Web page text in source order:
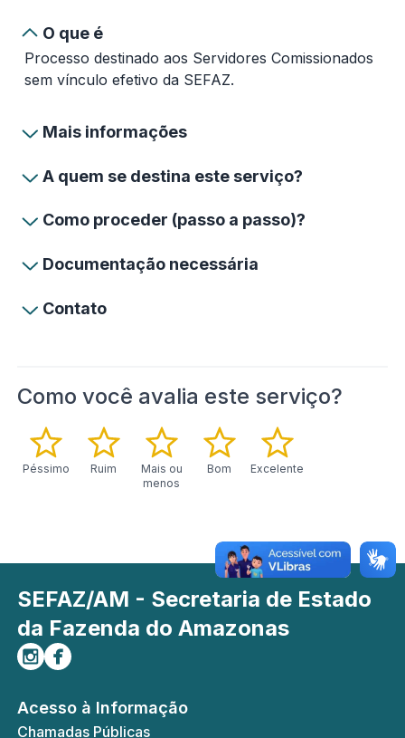
O que é
Processo destinado aos Servidores Comissionados
sem vínculo efetivo da SEFAZ.
Mais informações
A quem se destina este serviço?
Como proceder (passo a passo)?
Documentação necessária
Contato
Como você avalia este serviço?
Péssimo Ruim
Mais ou
menos
Bom Excelente
SEFAZ/AM - Secretaria de Estado
da Fazenda do Amazonas
Siga-nos no Instagram
Curta-nos no Facebook
Acesso à Informação
Chamadas Públicas